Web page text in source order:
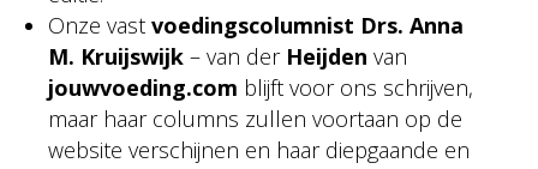
Onze vast voedingscolumnist Drs. Anna
M. Kruijswijk– van der Heijden van
jouwvoeding.com blijft voor ons schrijven,
maar haar columns zullen voortaan op de
website verschijnen en haar diepgaande en